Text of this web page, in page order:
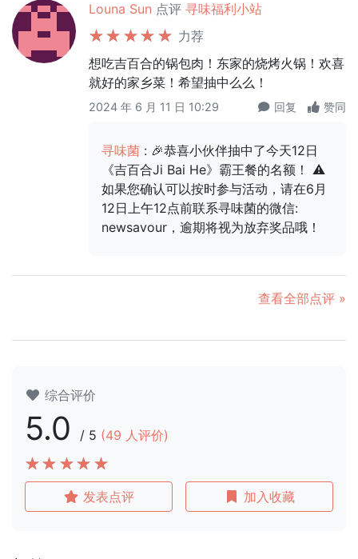
Louna Sun 点评 寻味福利小站
力荐
想吃吉百合的锅包肉！东家的烧烤火锅！欢喜
就好的家乡菜！希望抽中么么！
2024 年 6 月 11 日 10:29 回复 赞同
寻味菌 : 🎉恭喜小伙伴抽中了今天12日
《吉百合Ji Bai He》霸王餐的名额！ ⚠️
如果您确认可以按时参与活动，请在6月
12日上午12点前联系寻味菌的微信:
newsavour，逾期将视为放弃奖品哦！
查看全部点评 »
综合评价
5.0 / 5 (49 人评价)
发表点评 加入收藏